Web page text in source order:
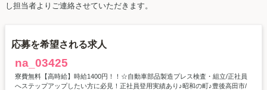
し担当者よりご連絡させていただきます。
応募を希望される求人
na_03425
寮費無料【高時給】時給1400円！！☆自動車部品製造プレス検査・組立/正社員
へステップアップしたい方に必見！正社員登用実績あり♪昭和の町♪豊後高田市/